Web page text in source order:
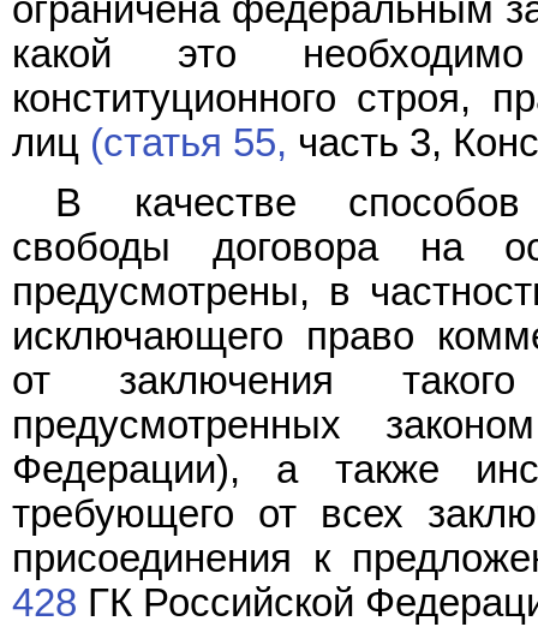
ограничена федеральным
какой это
конституционного строя,
лиц (статья 55, часть 3,
В качестве способов
свободы договора на
предусмотрены, в
исключающего право
от заключения
предусмотренных
Федерации), а также
требующего от всех
присоединения к
428 ГК Российской